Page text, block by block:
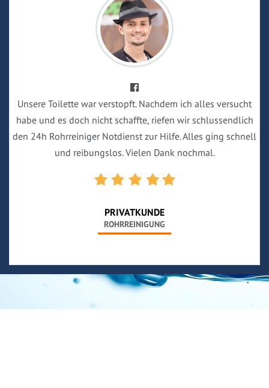
Unsere Toilette war verstopft. Nachdem ich alles versucht
habe und es doch nicht schaffte, riefen wir schlussendlich
den 24h Rohrreiniger Notdienst zur Hilfe. Alles ging schnell
und reibungslos. Vielen Dank nochmal.
PRIVATKUNDE
ROHRREINIGUNG